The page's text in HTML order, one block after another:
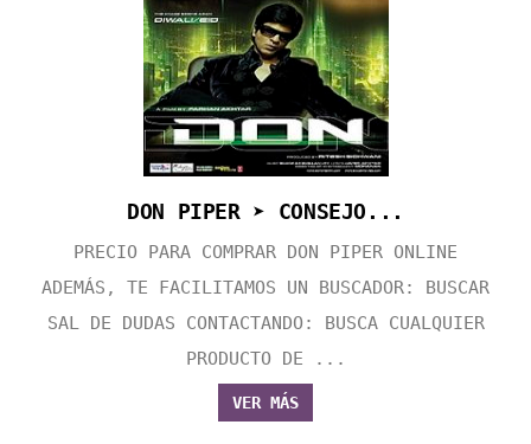
DON PIPER ➤ CONSEJO...
PRECIO PARA COMPRAR DON PIPER ONLINE
ADEMÁS, TE FACILITAMOS UN BUSCADOR: BUSCAR
SAL DE DUDAS CONTACTANDO: BUSCA CUALQUIER
PRODUCTO DE ...
VER MÁS